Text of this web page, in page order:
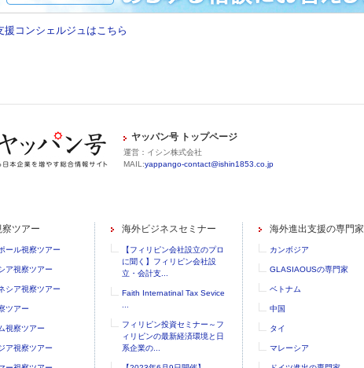
援コンシェルジュはこちら
ヤッパン号 トップページ
運営：イシン株式会社
MAIL:yappango-contact@ishin1853.co.jp
察ツアー
ール視察ツアー
ア視察ツアー
シア視察ツアー
ツアー
視察ツアー
ア視察ツアー
海外ビジネスセミナー
【フィリピン会社設立のプロ
に聞く】フィリピン会社設
立・会計支...
Faith Internatinal Tax Sevice
フィリピン投資セミナー～フ
ィリピンの最新経済環境と日
系企業の...
海外進出支援の専門家
カンボジア
GLASIAOUSの専門家
ベトナム
中国
タイ
マレーシア